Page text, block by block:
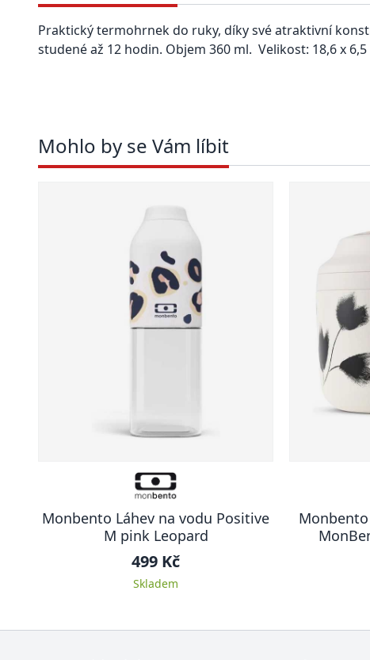
Praktický termohrnek do ruky, díky své atraktivní
studené až 12 hodin. Objem 360 ml. Velikost: 18,6 x 6,5
Mohlo by se Vám líbit
Monbento Láhev na vodu Positive
M pink Leopard
499 Kč
Skladem